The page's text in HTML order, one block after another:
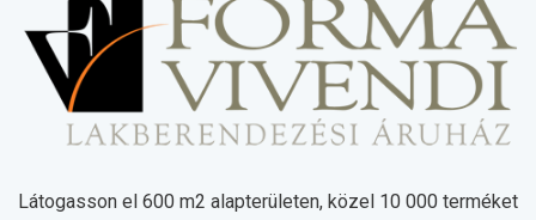
Látogasson el 600 m2 alapterületen, közel 10 000 terméket